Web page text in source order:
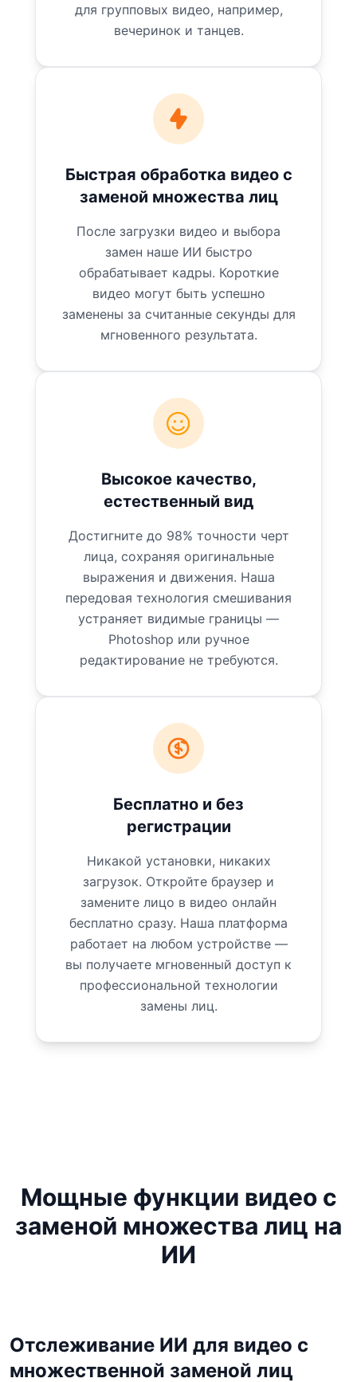
для групповых видео, например,
вечеринок и танцев.
Быстрая обработка видео с
заменой множества лиц
После загрузки видео и выбора
замен наше ИИ быстро
обрабатывает кадры. Короткие
видео могут быть успешно
заменены за считанные секунды для
мгновенного результата.
Высокое качество,
естественный вид
Достигните до 98% точности черт
лица, сохраняя оригинальные
выражения и движения. Наша
передовая технология смешивания
устраняет видимые границы —
Photoshop или ручное
редактирование не требуются.
Бесплатно и без
регистрации
Никакой установки, никаких
загрузок. Откройте браузер и
замените лицо в видео онлайн
бесплатно сразу. Наша платформа
работает на любом устройстве —
вы получаете мгновенный доступ к
профессиональной технологии
замены лиц.
Мощные функции видео с
заменой множества лиц на
ИИ
Отслеживание ИИ для видео с
множественной заменой лиц